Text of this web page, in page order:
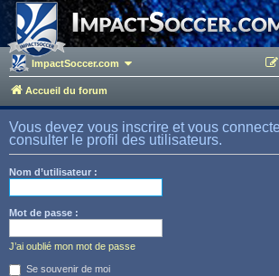
ImpactSoccer.com
Accueil du forum
Vous devez vous inscrire et vous
consulter le profil des utilisateurs.
Nom d’utilisateur :
Mot de passe :
J’ai oublié mon mot de passe
Se souvenir de moi